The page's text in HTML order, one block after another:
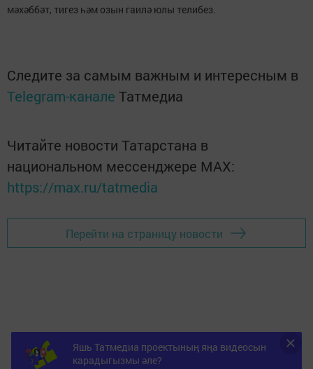
мәхәббәт, тигез һәм озын гаилә юлы телибез.
Следите за самым важным и интересным в
Telegram-канале Татмедиа
Читайте новости Татарстана в
национальном мессенджере MАХ:
https://max.ru/tatmedia
Перейти на страницу новости
Яшь Татмедиа проектының яңа видеосын
карадыгызмы әле?